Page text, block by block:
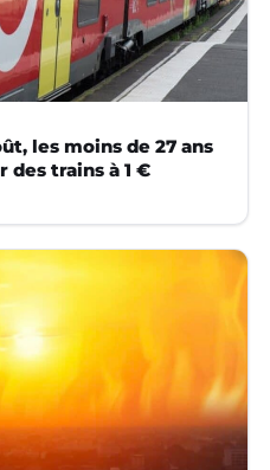
les moins de 27 ans
trains à 1 €